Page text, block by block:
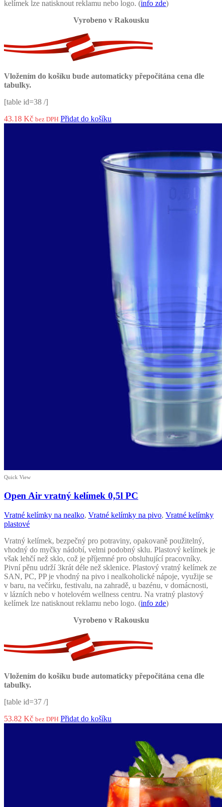
kelímek lze natisknout reklamu nebo logo. (info zde)
Vyrobeno v Rakousku
Vložením do košíku bude automaticky přepočítána cena dle
tabulky.
[table id=38 /]
43.18 Kč bez DPH Přidat do košíku
Quick View
Open Air vratný kelímek 0,5l PC
Vratné kelímky na nealko, Vratné kelímky na pivo, Vratné kelímky
plastové
Vratný kelímek, bezpečný pro potraviny, opakovaně použitelný,
vhodný do myčky nádobí, velmi podobný sklu. Plastový kelímek je
však lehčí než sklo, což je příjemné pro obsluhující pracovníky.
Pivní pěnu udrží 3krát déle než sklenice. Plastový vratný kelímek ze
SAN, PC, PP je vhodný na pivo i nealkoholické nápoje, využije se
v baru, na večírku, festivalu, na zahradě, u bazénu, v domácnosti,
v lázních nebo v hotelovém wellness centru. Na vratný plastový
kelímek lze natisknout reklamu nebo logo. (info zde)
Vyrobeno v Rakousku
Vložením do košíku bude automaticky přepočítána cena dle
tabulky.
[table id=37 /]
53.82 Kč bez DPH Přidat do košíku